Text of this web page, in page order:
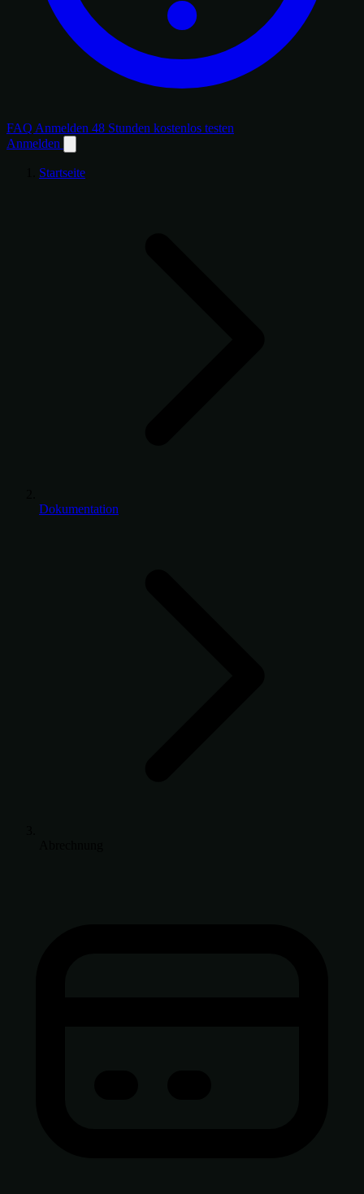
FAQ Anmelden 48 Stunden kostenlos testen
Anmelden
Startseite
Dokumentation